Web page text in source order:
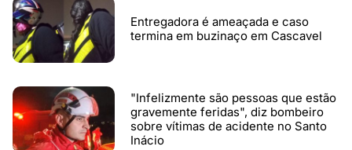
Entregadora é ameaçada e caso
termina em buzinaço em Cascavel
"Infelizmente são pessoas que estão
gravemente feridas", diz bombeiro
sobre vítimas de acidente no Santo
Inácio